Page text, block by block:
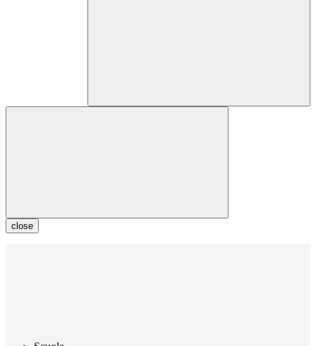
close